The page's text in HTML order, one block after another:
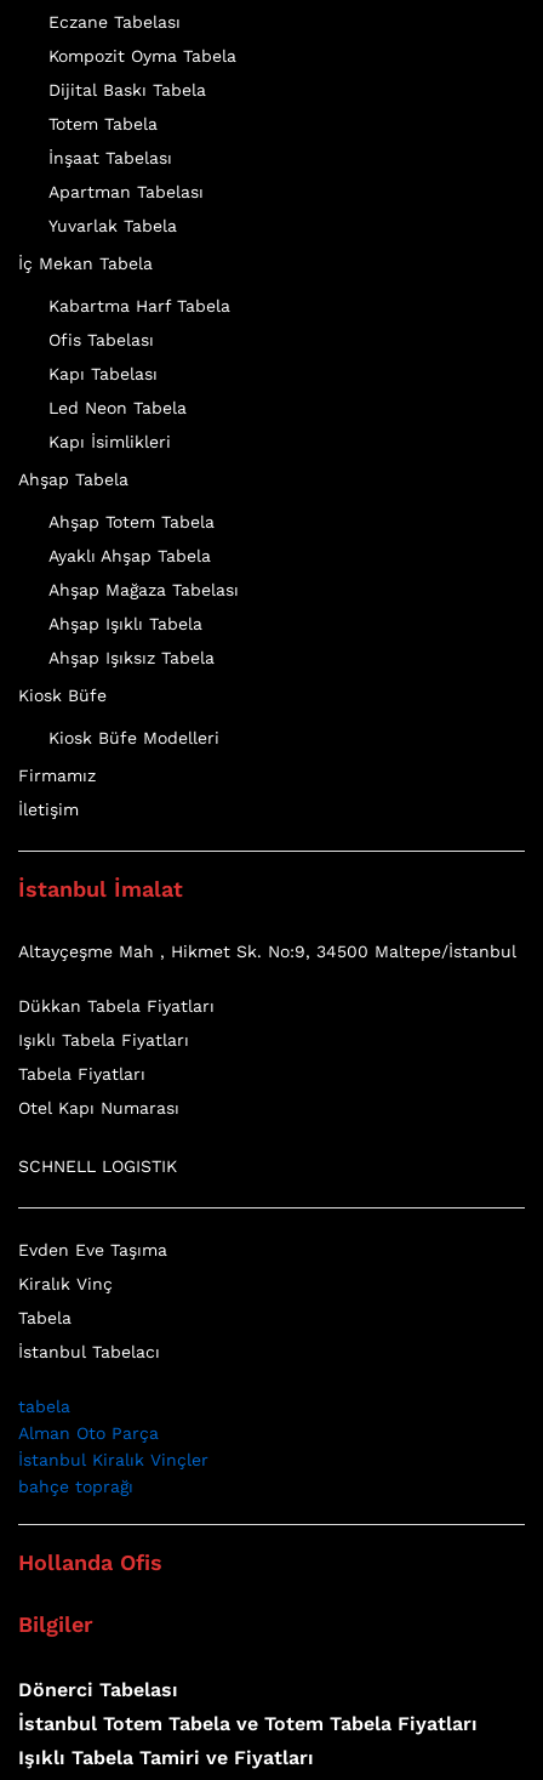
Eczane Tabelası
Kompozit Oyma Tabela
Dijital Baskı Tabela
Totem Tabela
İnşaat Tabelası
Apartman Tabelası
Yuvarlak Tabela
İç Mekan Tabela
Kabartma Harf Tabela
Ofis Tabelası
Kapı Tabelası
Led Neon Tabela
Kapı İsimlikleri
Ahşap Tabela
Ahşap Totem Tabela
Ayaklı Ahşap Tabela
Ahşap Mağaza Tabelası
Ahşap Işıklı Tabela
Ahşap Işıksız Tabela
Kiosk Büfe
Kiosk Büfe Modelleri
Firmamız
İletişim
İstanbul İmalat
Altayçeşme Mah , Hikmet Sk. No:9, 34500 Maltepe/İstanbul
Dükkan Tabela Fiyatları
Işıklı Tabela Fiyatları
Tabela Fiyatları
Otel Kapı Numarası
SCHNELL LOGISTIK
Evden Eve Taşıma
Kiralık Vinç
Tabela
İstanbul Tabelacı
tabela
Alman Oto Parça
İstanbul Kiralık Vinçler
bahçe toprağı
Hollanda Ofis
Bilgiler
Dönerci Tabelası
İstanbul Totem Tabela ve Totem Tabela Fiyatları
Işıklı Tabela Tamiri ve Fiyatları